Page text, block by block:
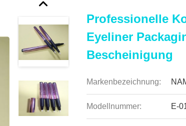
Professionelle
Eyeliner
Bescheinigung
Markenbezeichnung:
Modellnummer: E-